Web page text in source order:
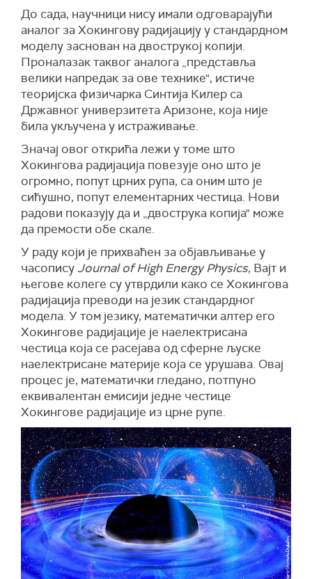
До сада, научници нису имали одговарајући
аналог за Хокингову радијацију у стандардном
моделу заснован на двострукој копији.
Проналазак таквог аналога „представља
велики напредак за ове технике", истиче
теоријска физичарка Синтија Килер са
Државног универзитета Аризоне, која није
била укључена у истраживање.
Значај овог открића лежи у томе што
Хокингова радијација повезује оно што је
огромно, попут црних рупа, са оним што је
сићушно, попут елементарних честица. Нови
радови показују да и „двострука копија" може
да премости обе скале.
У раду који је прихваћен за објављивање у
часопису Journal of High Energy Physics, Вајт и
његове колеге су утврдили како се Хокингова
радијација преводи на језик стандардног
модела. У том језику, математички алтер его
Хокингове радијације је наелектрисана
честица која се расејава од сферне љуске
наелектрисане материје која се урушава. Овај
процес је, математички гледано, потпуно
еквивалентан емисији једне честице
Хокингове радијације из црне рупе.